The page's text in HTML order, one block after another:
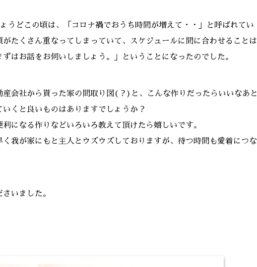
うどこの頃は、「コロナ禍でおうち時間が増えて・・」と呼ばれてい
たくさん重なってしまっていて、スケジュールに間に合わせることは
はお話をお伺いしましょう。」ということになったのでした。
会社から貰った家の間取り図(？)と、こんな作りだったらいいなあと
くと良いものはありますでしょうか？
になる作りなどいろいろ教えて頂けたら嬉しいです。
我が家にもと主人とウズウズしておりますが、待つ時間も愛着につな
いました。